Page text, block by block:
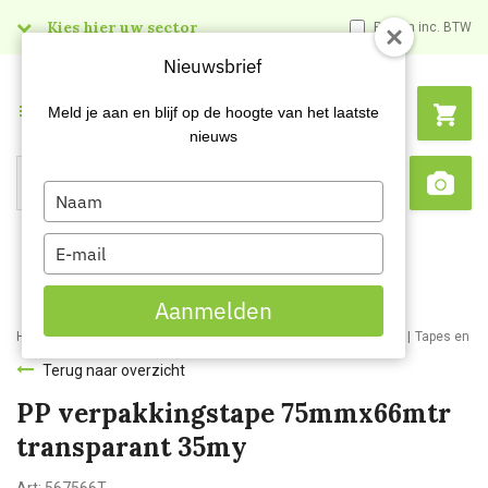
Kies hier uw sector Prijzen inc. BTW
Search
Menu
Home Webshop Schildersartikelen Schildersbenodigdheden Tapes en
Terug naar overzicht
PP verpakkingstape 75mmx66mtr
transparant 35my
Nieuwsbrief
Meld je aan en blijf op de hoogte van het laatste
nieuws
Type
your
name
Type
your
email
Aanmelden